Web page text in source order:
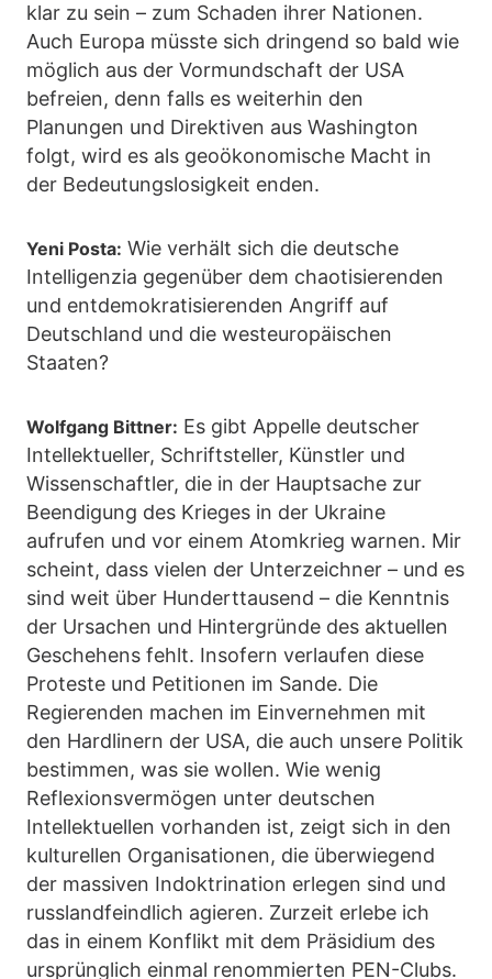
klar zu sein – zum Schaden ihrer Nationen.
Auch Europa müsste sich dringend so bald wie
möglich aus der Vormundschaft der USA
befreien, denn falls es weiterhin den
Planungen und Direktiven aus Washington
folgt, wird es als geoökonomische Macht in
der Bedeutungslosigkeit enden.
Yeni Posta: Wie verhält sich die deutsche
Intelligenzia gegenüber dem chaotisierenden
und entdemokratisierenden Angriff auf
Deutschland und die westeuropäischen
Staaten?
Wolfgang Bittner: Es gibt Appelle deutscher
Intellektueller, Schriftsteller, Künstler und
Wissenschaftler, die in der Hauptsache zur
Beendigung des Krieges in der Ukraine
aufrufen und vor einem Atomkrieg warnen. Mir
scheint, dass vielen der Unterzeichner – und es
sind weit über Hunderttausend – die Kenntnis
der Ursachen und Hintergründe des aktuellen
Geschehens fehlt. Insofern verlaufen diese
Proteste und Petitionen im Sande. Die
Regierenden machen im Einvernehmen mit
den Hardlinern der USA, die auch unsere Politik
bestimmen, was sie wollen. Wie wenig
Reflexionsvermögen unter deutschen
Intellektuellen vorhanden ist, zeigt sich in den
kulturellen Organisationen, die überwiegend
der massiven Indoktrination erlegen sind und
russlandfeindlich agieren. Zurzeit erlebe ich
das in einem Konflikt mit dem Präsidium des
ursprünglich einmal renommierten PEN-Clubs.